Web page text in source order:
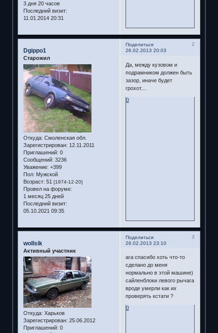
3 дня 20 часов
Последний визит:
11.01.2014 20:31
Поделиться
2
26.02.2013 20:03
Dgippo1
Старожил
Откуда: Смоленская обл.
Зарегистрирован: 12.11.2011
Приглашений: 0
Сообщений: 3236
Уважение: +399
Пол: Мужской
Возраст: 51 [1974-12-20]
Провел на форуме:
1 месяц 25 дней
Последний визит:
05.10.2021 09:35
Да, между кузовом и
подрамником должен быть
зазор, иначе будет
грохот....
0
Поделиться
3
26.02.2013 23:10
wollsik
Активный участник
Откуда: Харьков
Зарегистрирован: 25.06.2012
Приглашений: 0
ага спасибо хоть что-то
сделано до меня
нормально в этой машине)
сайленблоки левого рычага
вроде умерли как их
проверять кстати ?
0